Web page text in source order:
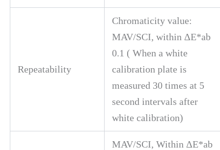
Repeatability
Chromaticity value:
MAV/SCI, within ΔE*ab
0.1 ( When a white
calibration plate is
measured 30 times at 5
second intervals after
white calibration)
MAV/SCI, Within ΔE*ab